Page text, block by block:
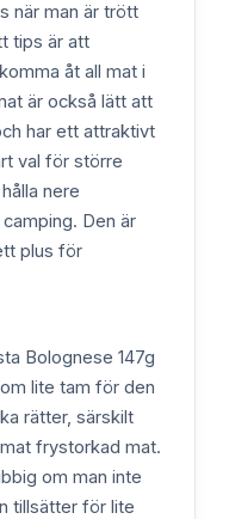
när man är trött
tips är att
åt all mat i
är också lätt att
har ett attraktivt
val för större
nere
Den är
plus för
Bolognese 147g
lite tam för den
rätter, särskilt
frystorkad mat.
om man inte
tillsätter för lite